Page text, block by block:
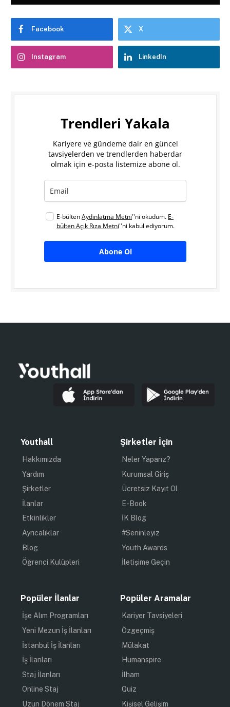
Facebook X
Instagram LinkedIn
Trendleri Yakala
Kariyere ve gündeme dair en güncel
tavsiyelerden ve trendlerden haberdar
olmak için e-posta listemize abone ol.
E-bültenAydınlatma Metni''ni okudum. E-
bülten Açık Rıza Metni''ni kabul ediyorum.
Abone Ol
Youthall
Hakkımızda
Yardım
Şirketler
İlanlar
Etkinlikler
Ayrıcalıklar
Blog
Öğrenci Kulüpleri
Şirketler İçin
Neler Yaparız?
Kurumsal Giriş
Ücretsiz Kayıt Ol
E-Book
İK Blog
#Seninleyiz
Youth Awards
İletişime Geçin
Popüler İlanlar
İşe Alım Programları
Yeni Mezun İş İlanları
İstanbul İş İlanları
İş İlanları
Staj İlanları
Online Staj
Uzun Dönem Staj
Popüler Aramalar
Kariyer Tavsiyeleri
Özgeçmiş
Mülakat
Humanspire
İlham
Quiz
Kişisel Gelişim